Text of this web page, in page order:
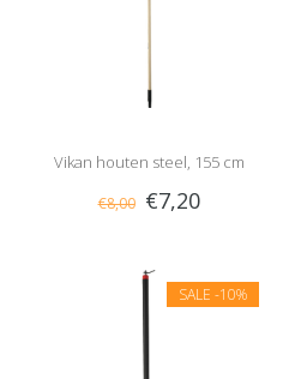
Vikan houten steel, 155 cm
€8,00 €7,20
SALE -10%